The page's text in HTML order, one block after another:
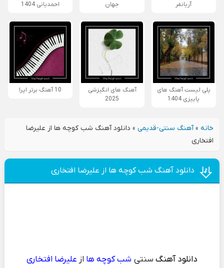
آریانفر
جهان
احمدیانی 1404
پلی لیست آهنگ های
پاییزی 1404
آهنگ های انگیزشی
2025
10 آهنگ برتر اپرا
خانه»آهنگ سنتی-قدیمی» دانلود آهنگ شب کوچه ها از علیرضا
افتخاری
دانلود آهنگ شب کوچه ها از علیرضا افتخاری
دانلود آهنگ سنتی شب کوچه ها از علیرضا افتخاری